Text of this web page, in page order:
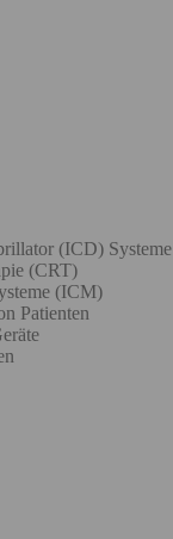
(ICD) Systeme
(CRT)
(ICM)
Patienten